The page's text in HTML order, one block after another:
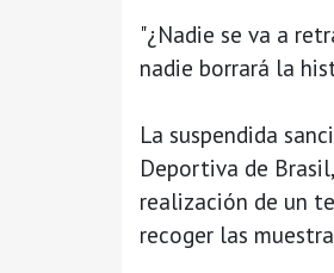
"¿Nadie se va a
nadie borrará la
La suspendida
Deportiva de
realización de un
recoger las